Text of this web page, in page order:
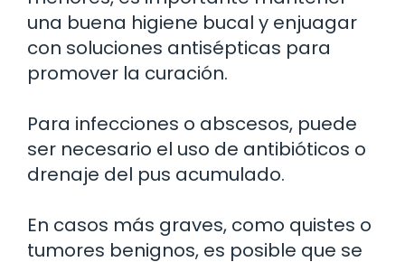
una buena higiene bucal y enjuagar
con soluciones antisépticas para
promover la curación.
Para infecciones o abscesos, puede
ser necesario el uso de antibióticos o
drenaje del pus acumulado.
En casos más graves, como quistes o
tumores benignos, es posible que se